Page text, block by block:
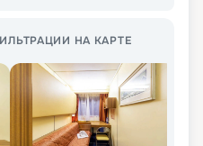
НА КАРТЕ